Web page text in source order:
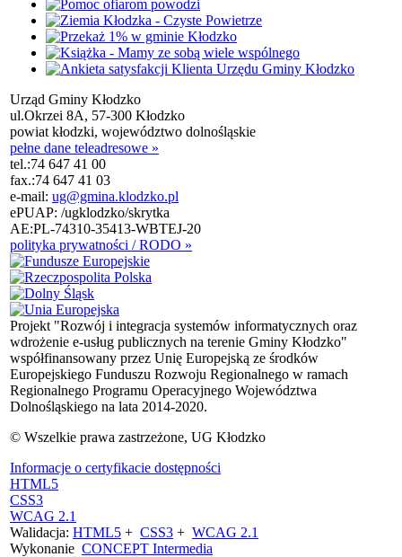
Urząd Gminy Kłodzko
ul.Okrzei 8A, 57-300 Kłodzko
powiat kłodzki, województwo dolnośląskie
pełne dane teleadresowe »
tel.:74 647 41 00
fax.:74 647 41 03
e-mail: ug@gmina.klodzko.pl
ePUAP: /ugklodzko/skrytka
AE:PL-74310-35413-WBTEJ-20
polityka prywatności / RODO »
Projekt "Rozwój i integracja systemów informatycznych oraz
wdrożenie e-usług publicznych na terenie Gminy Kłodzko"
współfinansowany przez Unię Europejską ze środków
Europejskiego Funduszu Rozwoju Regionalnego w ramach
Regionalnego Programu Operacyjnego Województwa
Dolnośląskiego na lata 2014-2020.
© Wszelkie prawa zastrzeżone, UG Kłodzko
Informacje o certyfikacie dostępności
HTML5
CSS3
WCAG 2.1
Walidacja: HTML5 + CSS3 + WCAG 2.1
Wykonanie CONCEPT Intermedia